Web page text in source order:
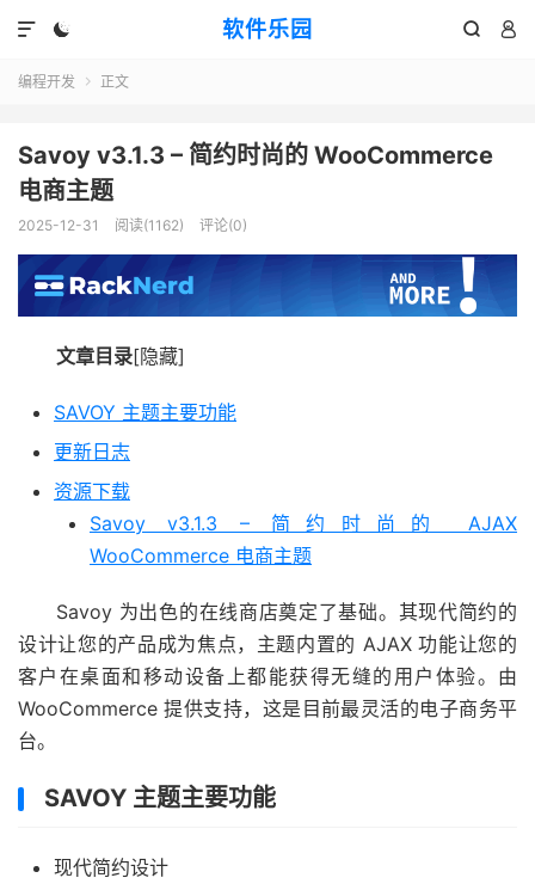
软件乐园 
 

编程开发  正文
Savoy v3.1.3 – 简约时尚的 WooCommerce
电商主题
2025-12-31 阅读(1162) 评论(0)
文章目录[隐藏]
SAVOY 主题主要功能
更新日志
资源下载
Savoy v3.1.3 – 简约时尚的 AJAX
WooCommerce 电商主题
Savoy 为出色的在线商店奠定了基础。其现代简约的
设计让您的产品成为焦点，主题内置的 AJAX 功能让您的
客户在桌面和移动设备上都能获得无缝的用户体验。由
WooCommerce 提供支持，这是目前最灵活的电子商务平
台。
SAVOY 主题主要功能
现代简约设计